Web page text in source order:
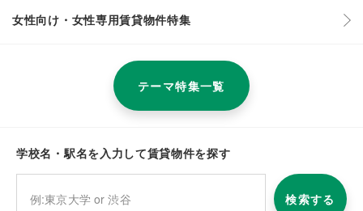
女性向け・女性専用賃貸物件特集
テーマ特集一覧
学校名・駅名を入力して賃貸物件を探す
検索する